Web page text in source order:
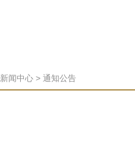
新闻中心 > 通知公告